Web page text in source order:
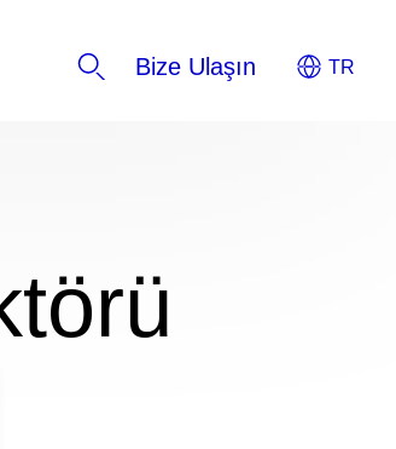
Bize Ulaşın